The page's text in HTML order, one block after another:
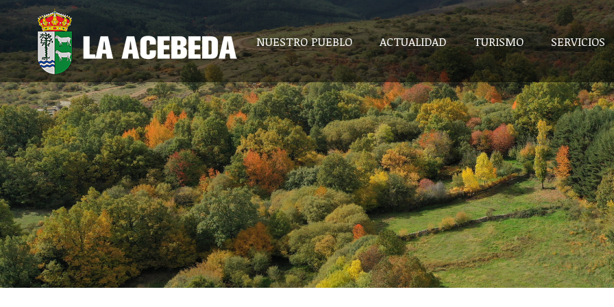
NUESTRO PUEBLO ACTUALIDAD TURISMO SERVICIOS
NUESTRO PUEBLO ACTUALIDAD TURISMO SERVICIOS